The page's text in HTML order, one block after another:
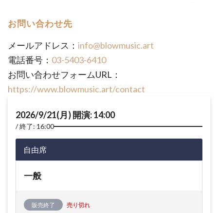
お問い合わせ先
メールアドレス： info@blowmusic.art
電話番号： 03-5403-6410
お問い合わせフォームURL：
https://www.blowmusic.art/contact
2026/9/21(月) 開演: 14:00
終了: 16:00
自由席
一般
販売終了 売り切れ